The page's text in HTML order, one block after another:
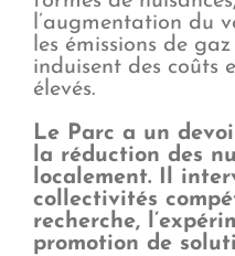
l’augmentation du
les émissions de
induisent des coûts
élevés.
Le Parc a un
la réduction des
localement. Il
collectivités
recherche,
promotion de